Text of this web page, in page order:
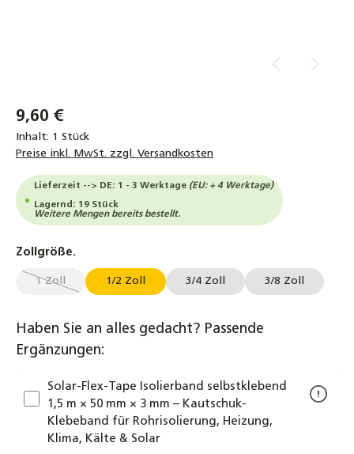
9,60 €
Inhalt: 1 Stück
Preise inkl. MwSt. zzgl. Versandkosten
Lieferzeit --> DE: 1 - 3 Werktage (EU: + 4 Werktage)
Lagernd: 19 Stück
Weitere Mengen bereits bestellt.
Zollgröße.
1 Zoll
(Diese Option ist zurzeit nicht verfügbar.)
1/2 Zoll 3/4 Zoll 3/8 Zoll
Haben Sie an alles gedacht? Passende
Ergänzungen:
Solar-Flex-Tape Isolierband selbstklebend
1,5 m × 50 mm × 3 mm – Kautschuk-
Klebeband für Rohrisolierung, Heizung,
Klima, Kälte & Solar